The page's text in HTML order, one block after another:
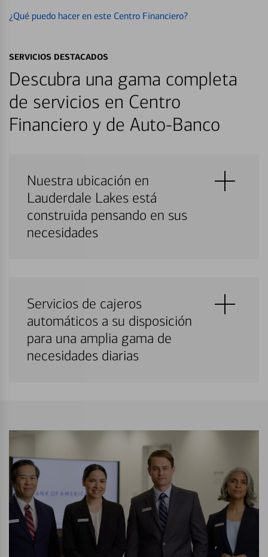
¿Qué puedo hacer en este Centro Financiero?
SERVICIOS DESTACADOS
Descubra una gama completa
de servicios en Centro
Financiero y de Auto-Banco
Nuestra ubicación en
Lauderdale Lakes está
construida pensando en sus
necesidades
Servicios de cajeros
automáticos a su disposición
para una amplia gama de
necesidades diarias